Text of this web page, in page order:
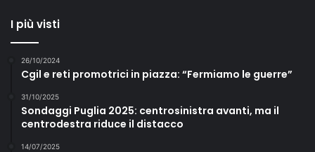
I più visti
26/10/2024
Cgil e reti promotrici in piazza: “Fermiamo le guerre”
31/10/2025
Sondaggi Puglia 2025: centrosinistra avanti, ma il
centrodestra riduce il distacco
14/07/2025